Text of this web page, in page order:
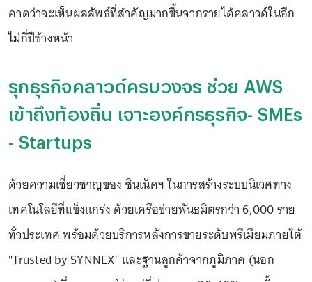
คาดว่าจะเห็นผลลัพธ์ที่สำคัญมากขึ้นจากรายได้คลาวด์ในอีก
ไม่กี่ปีข้างหน้า
รุกธุรกิจคลาวด์ครบวงจร ช่วย AWS
เข้าถึงท้องถิ่น เจาะองค์กรธุรกิจ- SMEs
- Startups
ด้วยความเชี่ยวชาญของ ซินเน็คฯ ในการสร้างระบบนิเวศทาง
เทคโนโลยีที่แข็งแกร่ง ด้วยเครือข่ายพันธมิตรกว่า 6,000 ราย
ทั่วประเทศ พร้อมด้วยบริการหลังการขายระดับพรีเมียมภายใต้
"Trusted by SYNNEX" และฐานลูกค้าจากภูมิภาค (นอก